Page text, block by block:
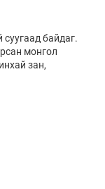
байдаг.
монгол
зан,